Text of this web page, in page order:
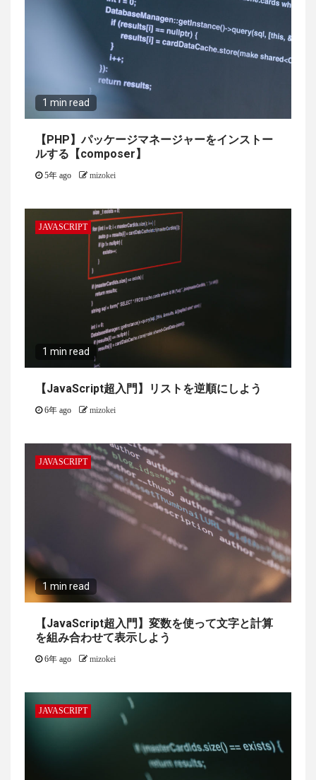
1 min read
【PHP】パッケージマネージャーをインストー
ルする【composer】
5年 ago mizokei
JAVASCRIPT
1 min read
【JavaScript超入門】リストを逆順にしよう
6年 ago mizokei
JAVASCRIPT
1 min read
【JavaScript超入門】変数を使って文字と計算
を組み合わせて表示しよう
6年 ago mizokei
JAVASCRIPT